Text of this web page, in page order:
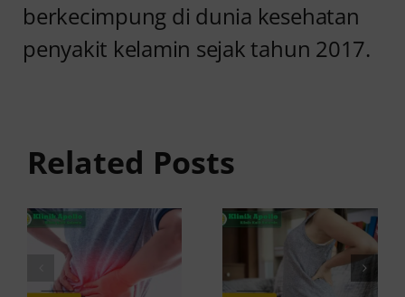
berkecimpung di dunia kesehatan
penyakit kelamin sejak tahun 2017.
Related Posts
Penyebab
Sering
Kambuh
dan Cara
Atasinya
Anyang
Penyebab
dan
Solusinya